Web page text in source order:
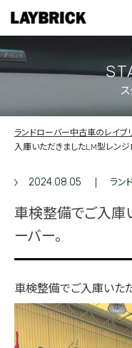
ランドローバー中古車のレイブ
入庫いただきましたLM型レンジ
2024.08.05 ラン
車検整備でご入庫
ーバー。
車検整備でご入庫いた